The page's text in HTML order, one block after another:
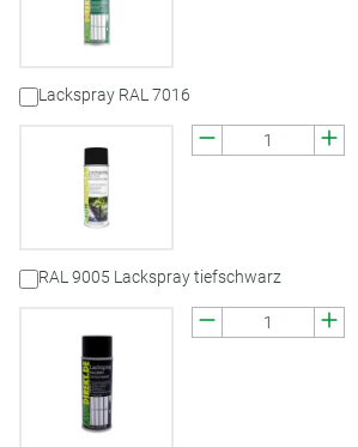
Lackspray RAL 7016
RAL 9005 Lackspray tiefschwarz